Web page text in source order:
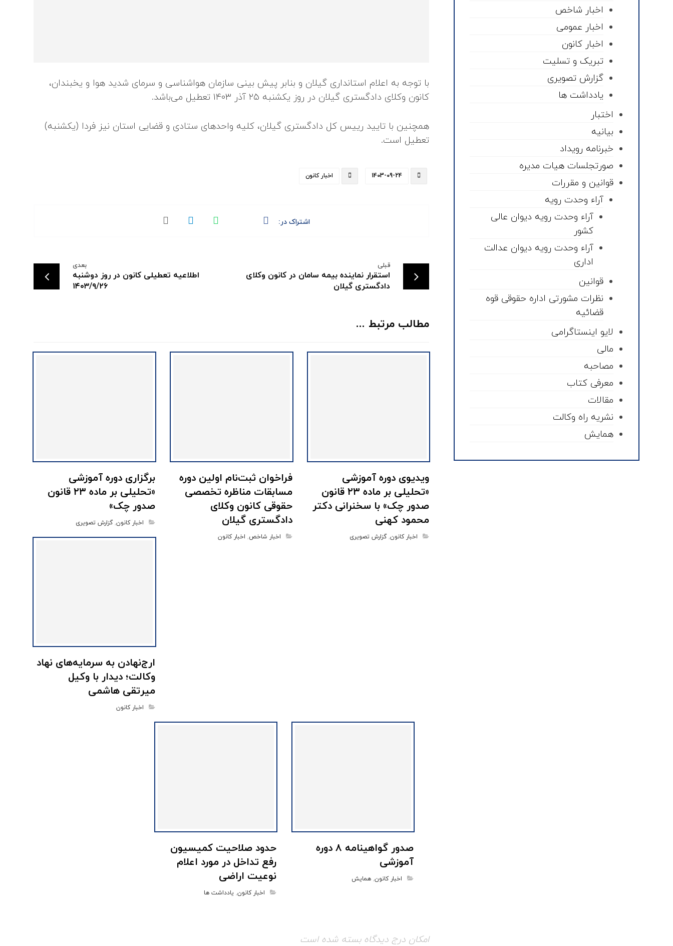
با توجه به اعلام استانداری گیلان و بنابر پیش بینی سازمان هواشناسی و سرمای شدید هوا و یخبندان،
کانون وکلای دادگستری گیلان در روز یکشنبه ۲۵ آذر ۱۴۰۳ تعطیل می‌باشد.
همچنین با تایید رییس کل دادگستری گیلان، کلیه واحدهای ستادی و قضایی استان نیز فردا (یکشنبه)
تعطیل است.
1403-09-24 اخبار کانون
قبلی
استقرار نماینده بیمه سامان در کانون وکلای
دادگستری گیلان
بعدی
اطلاعیه تعطیلی کانون در روز دوشنبه
۱۴۰۳/۹/۲۶
مطالب مرتبط ...
ویدیوی دوره آموزشی
«تحلیلی بر ماده ۲۳ قانون
صدور چک» با سخنرانی دکتر
محمود کهنی
اخبار کانون,گزارش تصویری
فراخوان ثبت‌نام اولین دوره
مسابقات مناظره تخصصی
حقوقی کانون وکلای
دادگستری گیلان
اخبار شاخص, اخبار کانون
برگزاری دوره آموزشی
«تحلیلی بر ماده ۲۳ قانون
صدور چک»
اخبار کانون,گزارش تصویری
ارج‌نهادن به سرمایه‌های نهاد
وکالت؛ دیدار با وکیل
میرتقی هاشمی
اخبار کانون
صدور گواهینامه‌ ۸ دوره
آموزشی
اخبار کانون,همایش
حدود صلاحیت کمیسیون
رفع تداخل در مورد اعلام
نوعیت اراضی
اخبار کانون, یادداشت ها
امکان درج دیدگاه بسته شده است
اخبار شاخص
اخبار عمومی
اخبار کانون
تبریک و تسلیت
گزارش تصویری
یادداشت ها
اختبار
بیانیه
خبرنامه رویداد
صورتجلسات هیات مدیره
قوانین و مقررات
آراء وحدت رویه
آراء وحدت رویه دیوان عالی
کشور
آراء وحدت رویه دیوان عدالت
اداری
قوانین
نظرات مشورتی اداره حقوقی قوه
قضائیه
لایو اینستاگرامی
مالی
مصاحبه
معرفی کتاب
مقالات
نشریه راه وکالت
همایش